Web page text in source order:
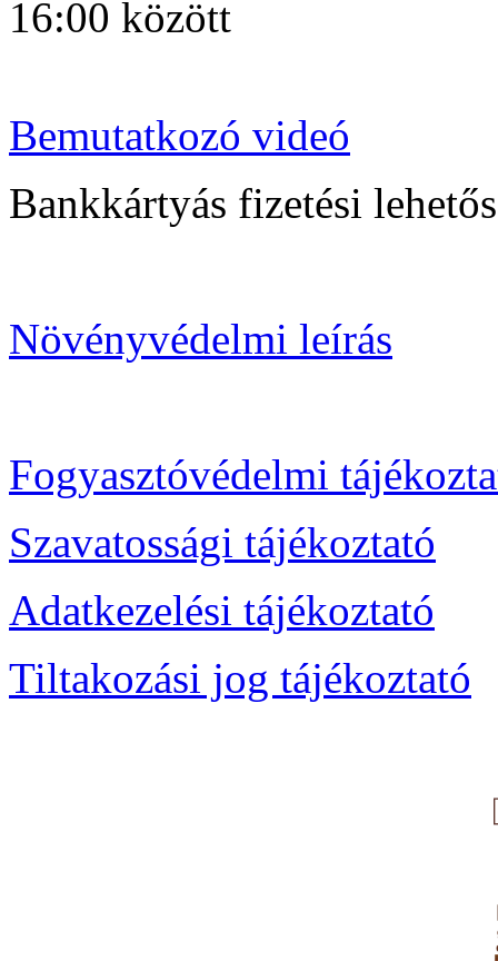
16:00 között
Bemutatkozó videó
Bankkártyás fizetési
Növényvédelmi leírás
Fogyasztóvédelmi
Szavatossági tájékoztató
Adatkezelési tájékoztató
Tiltakozási jog tájékoztató